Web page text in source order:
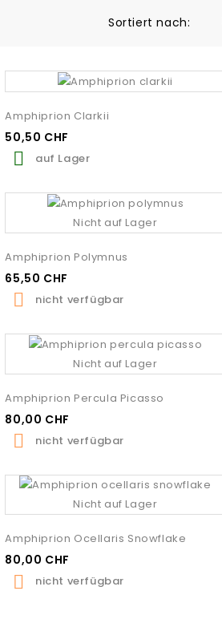
Sortiert nach:
Amphiprion Clarkii
50,50 CHF
 auf Lager
Nicht auf Lager
Amphiprion Polymnus
65,50 CHF
 nicht verfügbar
Nicht auf Lager
Amphiprion Percula Picasso
80,00 CHF
 nicht verfügbar
Nicht auf Lager
Amphiprion Ocellaris Snowflake
80,00 CHF
 nicht verfügbar